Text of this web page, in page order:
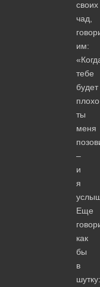
своих
чад,
им:
тебе
будет
ты
меня
–
и
я
Еще
как
бы
в
шутку: